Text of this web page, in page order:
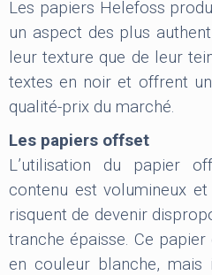
Les papiers Helefoss
un aspect des plus
leur texture que de leur
textes en noir et offrent
qualité-prix du marché.
Les papiers offset
L’utilisation du papier
contenu est volumineux
risquent de devenir
tranche épaisse. Ce
en couleur blanche,